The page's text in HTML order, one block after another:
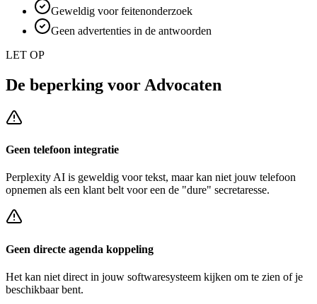
Geweldig voor feitenonderzoek
Geen advertenties in de antwoorden
LET OP
De beperking voor Advocaten
Geen telefoon integratie
Perplexity AI is geweldig voor tekst, maar kan niet jouw telefoon
opnemen als een klant belt voor een de "dure" secretaresse.
Geen directe agenda koppeling
Het kan niet direct in jouw softwaresysteem kijken om te zien of je
beschikbaar bent.